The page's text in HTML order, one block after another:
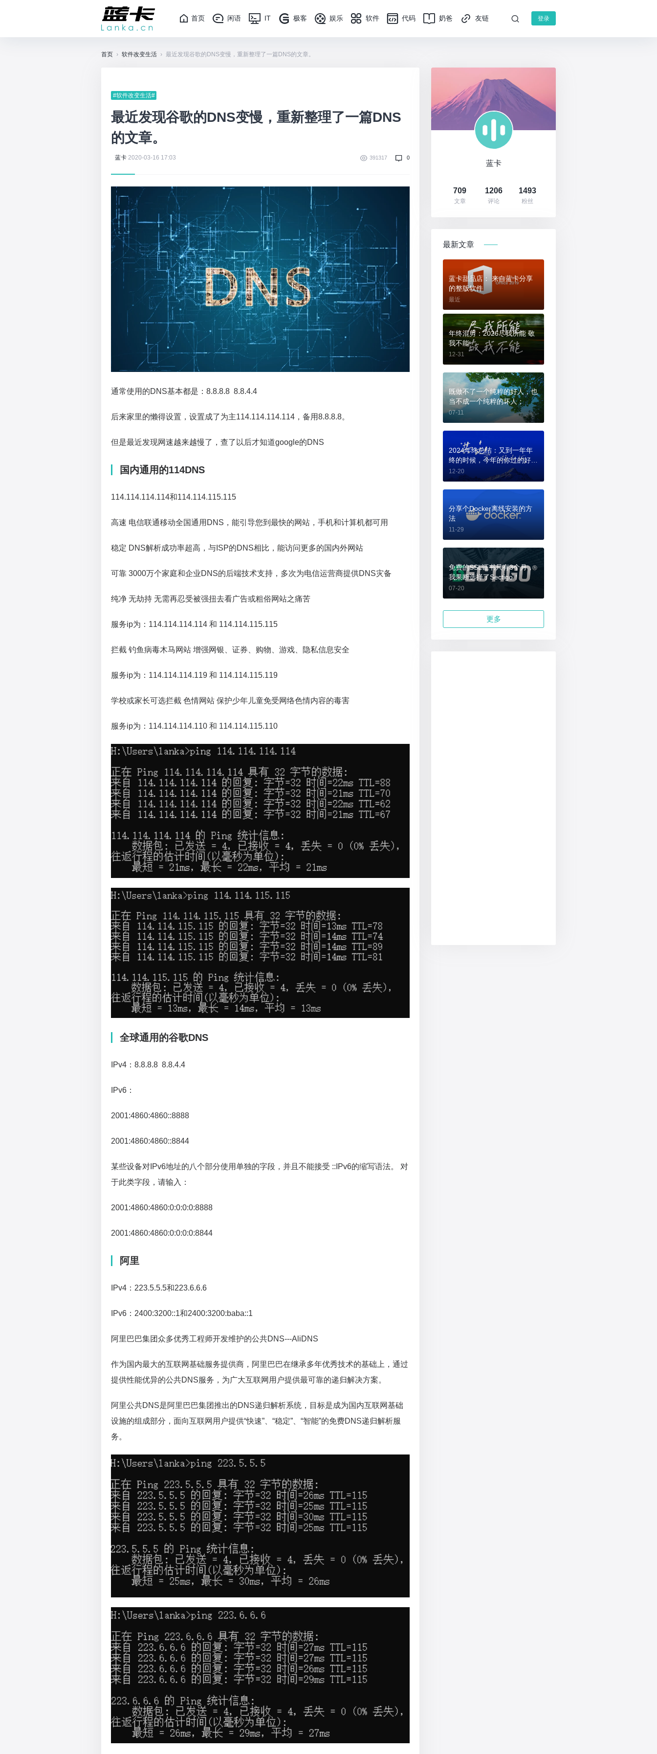
首页 闲语 IT 极客 娱乐 软件 代码 奶爸 友链 登录
首页 › 软件改变生活 › 最近发现谷歌的DNS变慢，重新整理了一篇DNS的文章。
#软件改变生活#
最近发现谷歌的DNS变慢，重新整理了一篇DNS
的文章。
蓝卡 2020-03-16 17:03 391317 0
通常使用的DNS基本都是：8.8.8.8 8.8.4.4
后来家里的懒得设置，设置成了为主114.114.114.114，备用8.8.8.8。
但是最近发现网速越来越慢了，查了以后才知道google的DNS
国内通用的114DNS
114.114.114.114和114.114.115.115
高速 电信联通移动全国通用DNS，能引导您到最快的网站，手机和计算机都可用
稳定 DNS解析成功率超高，与ISP的DNS相比，能访问更多的国内外网站
可靠 3000万个家庭和企业DNS的后端技术支持，多次为电信运营商提供DNS灾备
纯净 无劫持 无需再忍受被强扭去看广告或粗俗网站之痛苦
服务ip为：114.114.114.114 和 114.114.115.115
拦截 钓鱼病毒木马网站 增强网银、证券、购物、游戏、隐私信息安全
服务ip为：114.114.114.119 和 114.114.115.119
学校或家长可选拦截 色情网站 保护少年儿童免受网络色情内容的毒害
服务ip为：114.114.114.110 和 114.114.115.110
全球通用的谷歌DNS
IPv4：8.8.8.8 8.8.4.4
IPv6：
2001:4860:4860::8888
2001:4860:4860::8844
某些设备对IPv6地址的八个部分使用单独的字段，并且不能接受 ::IPv6的缩写语法。 对
于此类字段，请输入：
2001:4860:4860:0:0:0:0:8888
2001:4860:4860:0:0:0:0:8844
阿里
IPv4：223.5.5.5和223.6.6.6
IPv6：2400:3200::1和2400:3200:baba::1
阿里巴巴集团众多优秀工程师开发维护的公共DNS---AliDNS
作为国内最大的互联网基础服务提供商，阿里巴巴在继承多年优秀技术的基础上，通过
提供性能优异的公共DNS服务，为广大互联网用户提供最可靠的递归解决方案。
阿里公共DNS是阿里巴巴集团推出的DNS递归解析系统，目标是成为国内互联网基础
设施的组成部分，面向互联网用户提供“快速”、“稳定”、“智能”的免费DNS递归解析服
务。
蓝卡
709
文章
1206
评论
1493
粉丝
最新文章
蓝卡甜品店： 来自蓝卡分享
的整版软件
最近
年终混剪：2026尽我所能 敬
我不能
12-31
既做不了一个纯粹的好人，也
当不成一个纯粹的坏人；
07-11
2024年终总结：又到一年年
终的时候，今年的你过的好
吗？
12-20
分享个Docker离线安装的方
法
11-29
免费的SSL证书只有3个月，
我果断选择了Sectigo！
07-20
更多